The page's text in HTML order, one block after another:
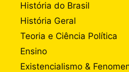
História do Brasil
História Geral
Teoria e Ciência Política
Ensino
Existencialismo &